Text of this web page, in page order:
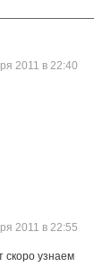
2011 в 22:40
2011 в 22:55
скоро узнаем